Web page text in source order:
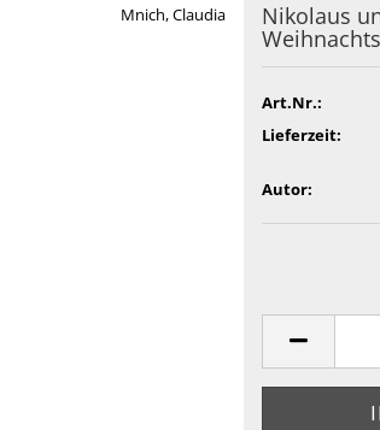
Mnich, Claudia Nikolaus
Art.Nr.:
Lieferzeit:
Autor: